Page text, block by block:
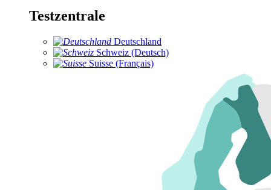
Testzentrale
Deutschland
Schweiz (Deutsch)
Suisse (Français)